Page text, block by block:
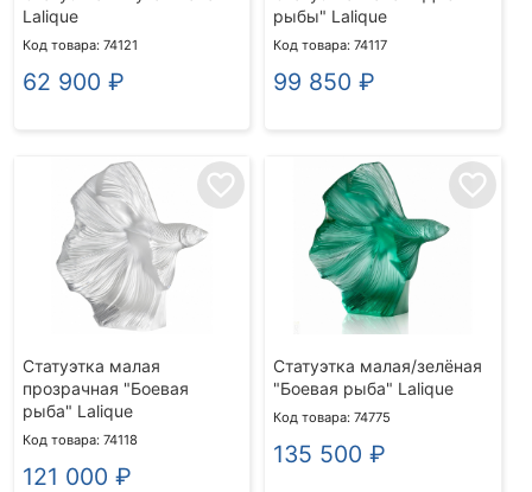
Lalique
Код товара: 74121
62 900 ₽
рыбы" Lalique
Код товара: 74117
99 850 ₽
favorite_border
Статуэтка малая
прозрачная "Боевая
рыба" Lalique
Код товара: 74118
121 000 ₽
favorite_border
Статуэтка малая/зелёная
"Боевая рыба" Lalique
Код товара: 74775
135 500 ₽